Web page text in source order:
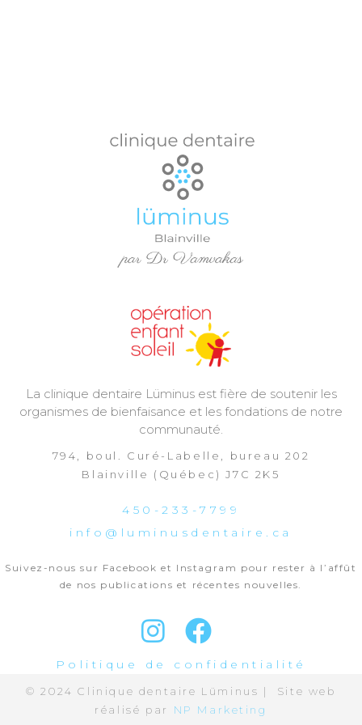
La clinique dentaire Lüminus est fière de soutenir les
organismes de bienfaisance et les fondations de notre
communauté.
794, boul. Curé-Labelle, bureau 202
Blainville (Québec) J7C 2K5
450-233-7799
info@luminusdentaire.ca
Suivez-nous sur Facebook et Instagram pour rester à l’affût
de nos publications et récentes nouvelles.
Politique de confidentialité
© 2024 Clinique dentaire Lüminus | Site web
réalisé par NP Marketing